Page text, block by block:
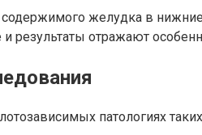
содержимого желудка в
и результаты отражают
патологиях